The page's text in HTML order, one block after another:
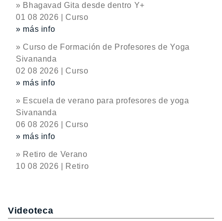
» Bhagavad Gita desde dentro Y+
01 08 2026 | Curso
» más info
» Curso de Formación de Profesores de Yoga
Sivananda
02 08 2026 | Curso
» más info
» Escuela de verano para profesores de yoga
Sivananda
06 08 2026 | Curso
» más info
» Retiro de Verano
10 08 2026 | Retiro
Videoteca